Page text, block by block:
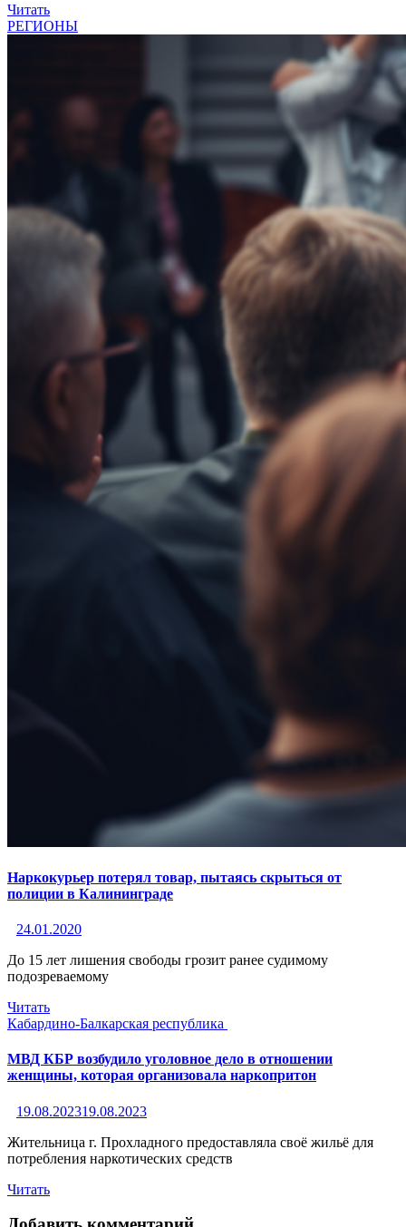
Читать
РЕГИОНЫ
Наркокурьер потерял товар, пытаясь скрыться от
полиции в Калининграде
24.01.2020
До 15 лет лишения свободы грозит ранее судимому
подозреваемому
Читать
Кабардино-Балкарская республика
МВД КБР возбудило уголовное дело в отношении
женщины, которая организовала наркопритон
19.08.202319.08.2023
Жительница г. Прохладного предоставляла своё жильё для
потребления наркотических средств
Читать